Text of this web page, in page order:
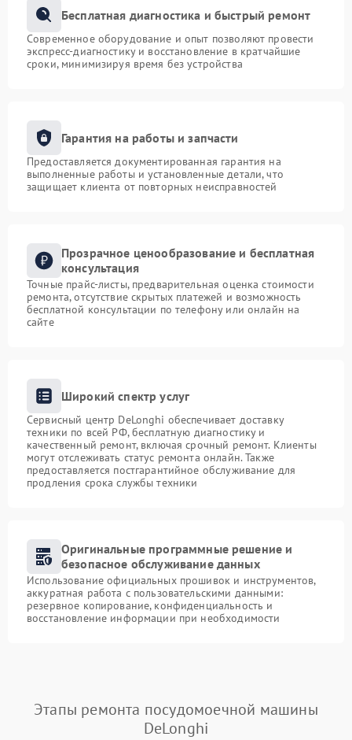
Бесплатная диагностика и быстрый ремонт
Современное оборудование и опыт позволяют провести
экспресс-диагностику и восстановление в кратчайшие
сроки, минимизируя время без устройства
Гарантия на работы и запчасти
Предоставляется документированная гарантия на
выполненные работы и установленные детали, что
защищает клиента от повторных неисправностей
Прозрачное ценообразование и бесплатная
консультация
Точные прайс-листы, предварительная оценка стоимости
ремонта, отсутствие скрытых платежей и возможность
бесплатной консультации по телефону или онлайн на
сайте
Широкий спектр услуг
Сервисный центр DeLonghi обеспечивает доставку
техники по всей РФ, бесплатную диагностику и
качественный ремонт, включая срочный ремонт. Клиенты
могут отслеживать статус ремонта онлайн. Также
предоставляется постгарантийное обслуживание для
продления срока службы техники
Оригинальные программные решение и
безопасное обслуживание данных
Использование официальных прошивок и инструментов,
аккуратная работа с пользовательскими данными:
резервное копирование, конфиденциальность и
восстановление информации при необходимости
Этапы ремонта посудомоечной машины
DeLonghi